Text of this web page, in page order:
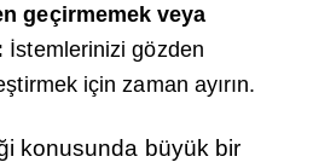
geçirmemek veya
İstemlerinizi gözden
için zaman ayırın.
konusunda büyük bir